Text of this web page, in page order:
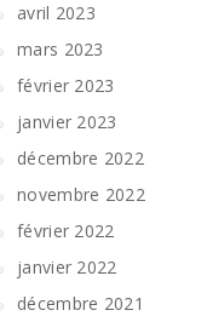
avril 2023
mars 2023
février 2023
janvier 2023
décembre 2022
novembre 2022
février 2022
janvier 2022
décembre 2021